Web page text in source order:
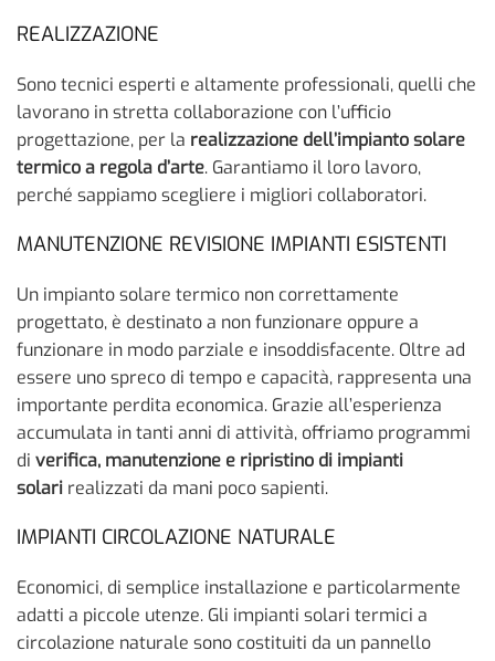
REALIZZAZIONE
Sono tecnici esperti e altamente professionali, quelli che
lavorano in stretta collaborazione con l’ufficio
progettazione, per la realizzazione dell’impianto solare
termico a regola d’arte. Garantiamo il loro lavoro,
perché sappiamo scegliere i migliori collaboratori.
MANUTENZIONE REVISIONE IMPIANTI ESISTENTI
Un impianto solare termico non correttamente
progettato, è destinato a non funzionare oppure a
funzionare in modo parziale e insoddisfacente. Oltre ad
essere uno spreco di tempo e capacità, rappresenta una
importante perdita economica. Grazie all’esperienza
accumulata in tanti anni di attività, offriamo programmi
di verifica, manutenzione e ripristino di impianti
solari realizzati da mani poco sapienti.
IMPIANTI CIRCOLAZIONE NATURALE
Economici, di semplice installazione e particolarmente
adatti a piccole utenze. Gli impianti solari termici a
circolazione naturale sono costituiti da un pannello